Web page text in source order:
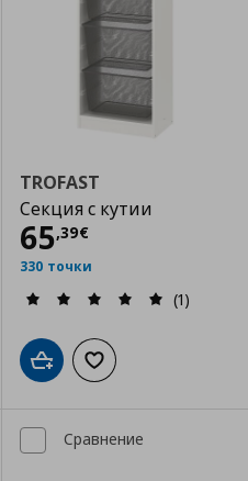
с любими
TROFAST
Секция с кутии
65,39€
Цена
330 точки
(1)
Добави в кошницата
Добави към
Сравнение